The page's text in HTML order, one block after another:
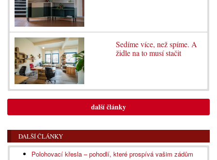
Sedíme více, než spíme. A
židle na to musí stačit
další články
DALŠÍ ČLÁNKY
Polohovací křesla – pohodlí, které prospívá vašim zádům